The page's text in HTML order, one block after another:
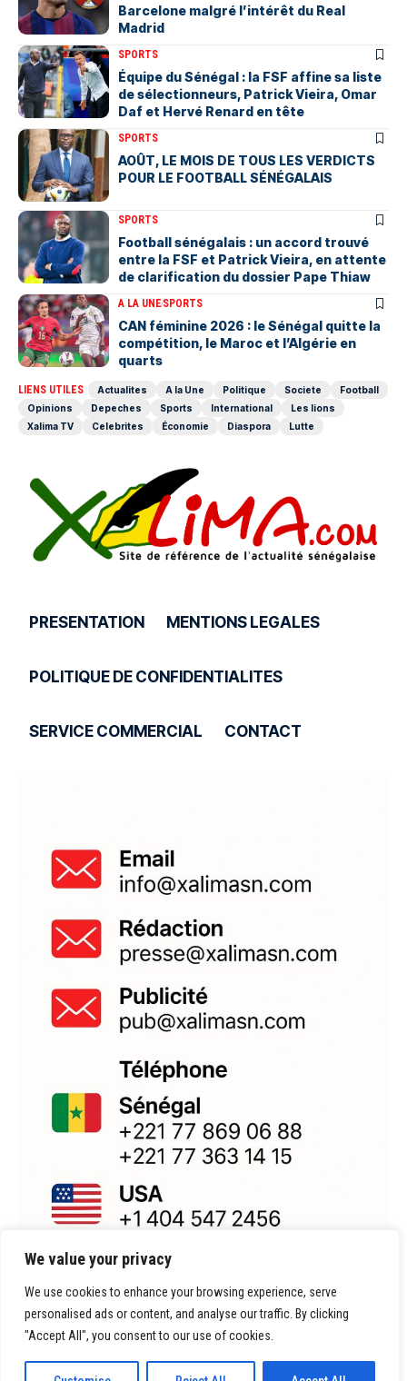
We value your privacy
We use cookies to enhance your browsing experience, serve
personalised ads or content, and analyse our traffic. By clicking
"Accept All", you consent to our use of cookies.
Barcelone malgré l’intérêt du Real
Madrid
SPORTS
Équipe du Sénégal : la FSF affine sa liste
de sélectionneurs, Patrick Vieira, Omar
Daf et Hervé Renard en tête
SPORTS
AOÛT, LE MOIS DE TOUS LES VERDICTS
POUR LE FOOTBALL SÉNÉGALAIS
SPORTS
Football sénégalais : un accord trouvé
entre la FSF et Patrick Vieira, en attente
de clarification du dossier Pape Thiaw
A LA UNESPORTS
‎CAN féminine 2026 : le Sénégal quitte la
compétition, le Maroc et l’Algérie en
quarts
LIENS UTILES Actualites A la Une Politique Societe
Football
Opinions
Depeches Sports International
Les lions
Xalima TV
Celebrites Économie Diaspora Lutte
PRESENTATION MENTIONS LEGALES
POLITIQUE DE CONFIDENTIALITES
SERVICE COMMERCIAL CONTACT